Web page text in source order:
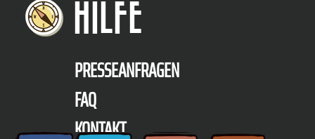
HILFE
PRESSEANFRAGEN
FAQ
KONTAKT